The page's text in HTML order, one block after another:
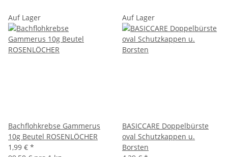
Auf Lager
Bachflohkrebse Gammerus
10g Beutel ROSENLÖCHER
1,99 € *
Auf Lager
BASICCARE Doppelbürste
oval Schutzkappen u.
Borsten